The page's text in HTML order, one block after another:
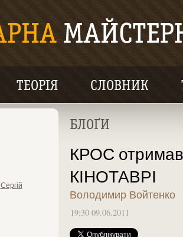
ТЕОРІЯ СЛОВНИК
Сергій
БЛОҐИ
КРОС отримав
КІНОТАВРІ
Володимир Войтенко
19:30 09.06.2011